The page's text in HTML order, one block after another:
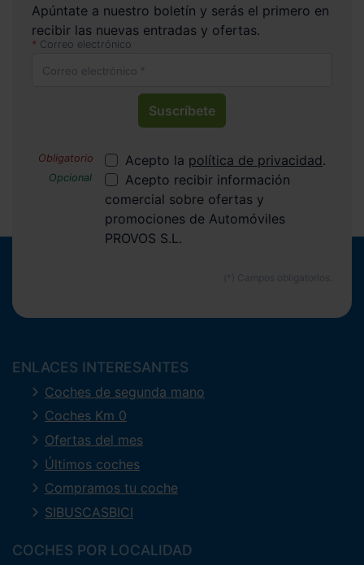
Apúntate a nuestro boletín y serás el primero en
recibir las nuevas entradas y ofertas.
Correo electrónico
Suscríbete
Acepto la política de privacidad.
Acepto recibir información
comercial sobre ofertas y
promociones de Automóviles
PROVOS S.L.
ENLACES INTERESANTES
Coches de segunda mano
Coches Km 0
Ofertas del mes
Últimos coches
Compramos tu coche
SIBUSCASBICI
COCHES POR LOCALIDAD